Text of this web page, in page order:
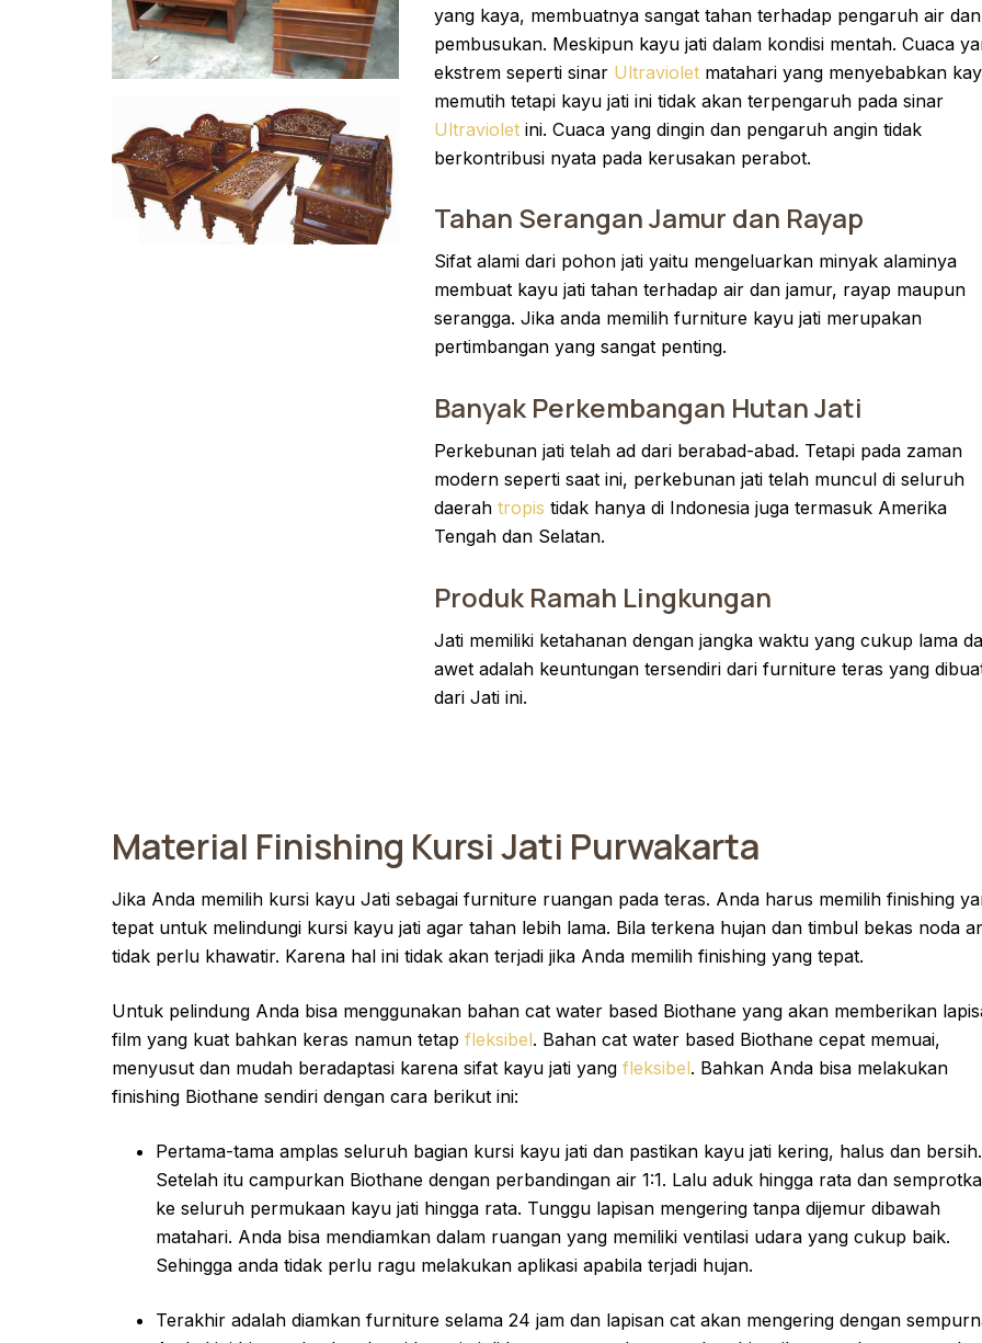
yang kaya, membuatnya sangat tahan terhadap pengaruh air dan
pembusukan. Meskipun kayu jati dalam kondisi mentah. Cuaca
ekstrem seperti sinar Ultravioletmatahari yang menyebabkan
memutih tetapi kayu jati ini tidak akan terpengaruh pada sinar
Ultravioletini. Cuaca yang dingin dan pengaruh angin tidak
berkontribusi nyata pada kerusakan perabot.
Tahan Serangan Jamur dan Rayap
Sifat alami dari pohon jati yaitu mengeluarkan minyak alaminya
membuat kayu jati tahan terhadap air dan jamur, rayap maupun
serangga. Jika anda memilih furniture kayu jati merupakan
pertimbangan yang sangat penting.
Banyak Perkembangan Hutan Jati
Perkebunan jati telah ad dari berabad-abad. Tetapi pada zaman
modern seperti saat ini, perkebunan jati telah muncul di seluruh
daerah tropis tidak hanya di Indonesia juga termasuk Amerika
Tengah dan Selatan.
Produk Ramah Lingkungan
Jati memiliki ketahanan dengan jangka waktu yang cukup lama
awet adalah keuntungan tersendiri dari furniture teras yang
dari Jati ini.
Material Finishing Kursi Jati Purwakarta
Jika Anda memilih kursi kayu Jati sebagai furniture ruangan pada teras. Anda harus memilih finishing
tepat untuk melindungi kursi kayu jati agar tahan lebih lama. Bila terkena hujan dan timbul bekas noda
tidak perlu khawatir. Karena hal ini tidak akan terjadi jika Anda memilih finishing yang tepat.
Untuk pelindung Anda bisa menggunakan bahan cat water based Biothane yang akan memberikan
film yang kuat bahkan keras namun tetap fleksibel. Bahan cat water based Biothane cepat memuai,
menyusut dan mudah beradaptasi karena sifat kayu jati yang fleksibel. Bahkan Anda bisa melakukan
finishing Biothane sendiri dengan cara berikut ini:
Pertama-tama amplas seluruh bagian kursi kayu jati dan pastikan kayu jati kering, halus dan bersih.
Setelah itu campurkan Biothane dengan perbandingan air 1:1. Lalu aduk hingga rata dan
ke seluruh permukaan kayu jati hingga rata. Tunggu lapisan mengering tanpa dijemur dibawah
matahari. Anda bisa mendiamkan dalam ruangan yang memiliki ventilasi udara yang cukup baik.
Sehingga anda tidak perlu ragu melakukan aplikasi apabila terjadi hujan.
Terakhir adalah diamkan furniture selama 24 jam dan lapisan cat akan mengering dengan